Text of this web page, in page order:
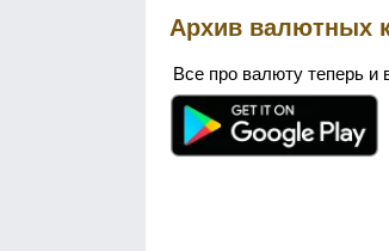
Архив валютных
Все про валюту теперь